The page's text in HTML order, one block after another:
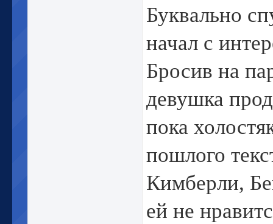
Буквально
начал с
Бросив на
девушка
пока
пошлого
Кимберли,
ей не